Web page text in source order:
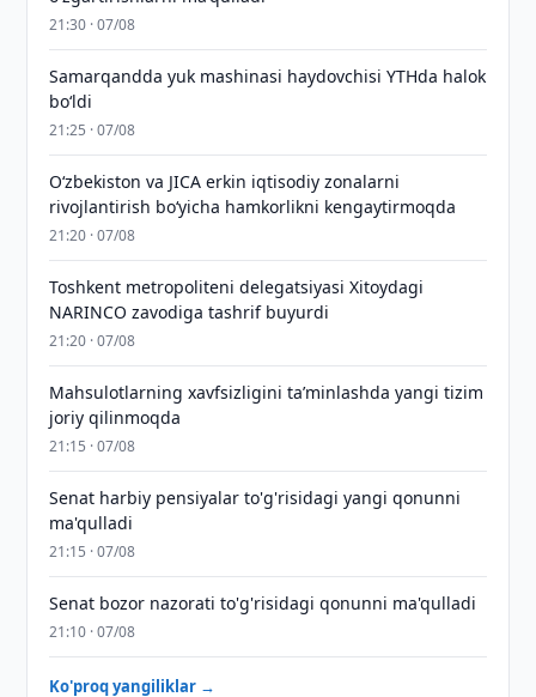
21:30 · 07/08
Samarqandda yuk mashinasi haydovchisi YTHda halok
bo‘ldi
21:25 · 07/08
Oʻzbekiston va JICA erkin iqtisodiy zonalarni
rivojlantirish boʻyicha hamkorlikni kengaytirmoqda
21:20 · 07/08
Toshkent metropoliteni delegatsiyasi Xitoydagi
NARINCO zavodiga tashrif buyurdi
21:20 · 07/08
Mahsulotlarning xavfsizligini taʼminlashda yangi tizim
joriy qilinmoqda
21:15 · 07/08
Senat harbiy pensiyalar to'g'risidagi yangi qonunni
ma'qulladi
21:15 · 07/08
Senat bozor nazorati to'g'risidagi qonunni ma'qulladi
21:10 · 07/08
Ko'proq yangiliklar →